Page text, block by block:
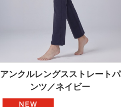
アンクルレングスストレートパ
ンツ／ネイビー